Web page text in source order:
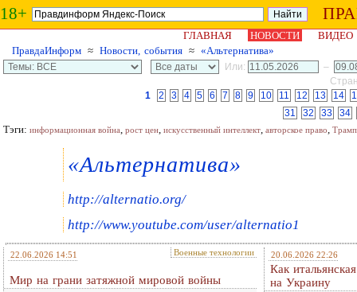
18+
ГЛАВНАЯ НОВОСТИ
ВИДЕО
ПравдаИнформ ≈ Новости, события ≈ «Альтернатива»
Или:
–
1
2 3 4 5 6 7 8 9 10 11 12 13 14
31
32 33 34
Тэги: информационная война, рост цен, искусственный интеллект, авторское право, Трамп
«Альтернатива»
http://alternatio.org/
http://www.youtube.com/user/alternatio1
22.06.2026 14:51 Военные технологии
Мир на грани затяжной мировой войны
20.06.2026 22:26
Как
на Украину